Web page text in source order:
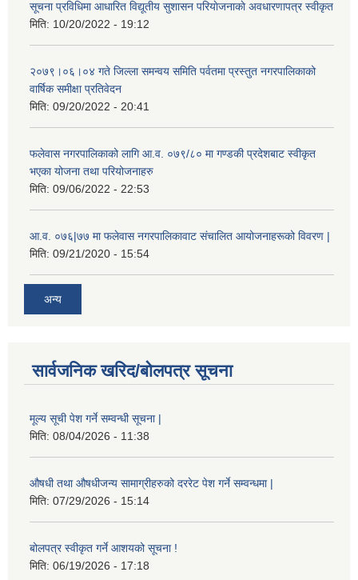
सूचना प्रविधिमा आधारित विद्यूतीय सुशासन परियाेजनाकाे अवधारणापत्र स्वीकृत
मिति: 10/20/2022 - 19:12
२०७९।०६।०४ गते जिल्ला समन्वय समिति पर्वतमा प्रस्तुत नगरपालिकाको
वार्षिक समीक्षा प्रतिवेदन
मिति: 09/20/2022 - 20:41
फलेवास नगरपालिकाको लागि आ.व. ०७९/८० मा गण्डकी प्रदेशबाट स्वीकृत
भएका योजना तथा परियोजनाहरु
मिति: 09/06/2022 - 22:53
आ.व. ०७६|७७ मा फलेवास नगरपालिकावाट संचालित आयोजनाहरूको विवरण |
मिति: 09/21/2020 - 15:54
अन्य
सार्वजनिक खरिद/बोलपत्र सूचना
मूल्य सूची पेश गर्ने सम्वन्धी सूचना |
मिति: 08/04/2026 - 11:38
औषधी तथा औषधीजन्य सामाग्रीहरुको दररेट पेश गर्ने सम्वन्धमा |
मिति: 07/29/2026 - 15:14
बोलपत्र स्वीकृत गर्ने आशयको सूचना !
मिति: 06/19/2026 - 17:18